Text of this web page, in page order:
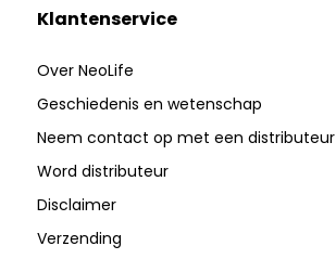
Klantenservice
Over NeoLife
Geschiedenis en wetenschap
Neem contact op met een distributeur
Word distributeur
Disclaimer
Verzending